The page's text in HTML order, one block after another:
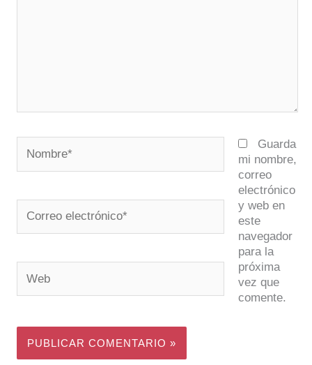
electrónico*
Guarda
mi nombre,
correo
electrónico
y web en
este
navegador
para la
próxima
vez que
comente.